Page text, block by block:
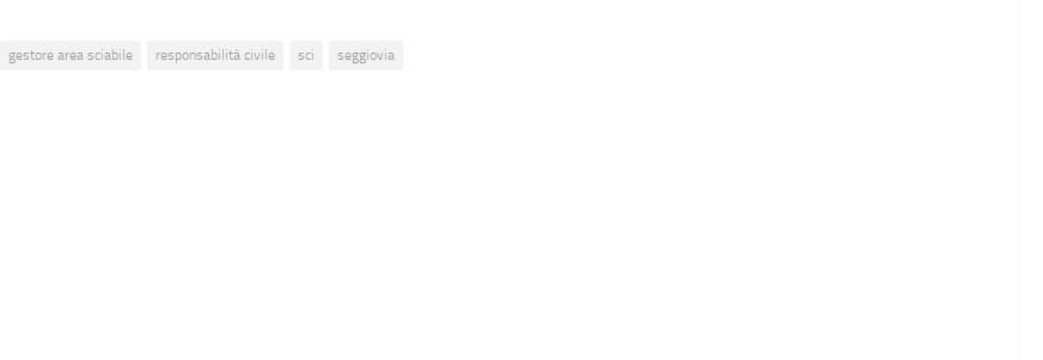
gestore area sciabile responsabilità civile sci seggiovia